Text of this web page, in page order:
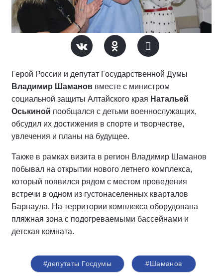
Герой России и депутат Государственной Думы
Владимир Шаманов вместе с министром
социальной защиты Алтайского края Натальей
Оськиной пообщался с детьми военнослужащих,
обсудил их достижения в спорте и творчестве,
увлечения и планы на будущее.
Также в рамках визита в регион Владимир Шаманов
побывал на открытии нового летнего комплекса,
который появился рядом с местом проведения
встречи в одном из густонаселенных кварталов
Барнаула. На территории комплекса оборудована
пляжная зона с подогреваемыми бассейнами и
детская комната.
#депутаты Госдумы #Шаманов